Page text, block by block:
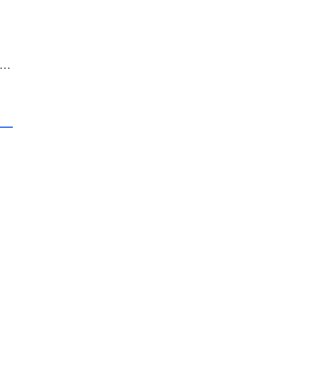
下一篇: Chrome浏览器下载及多系统迁移操作方法